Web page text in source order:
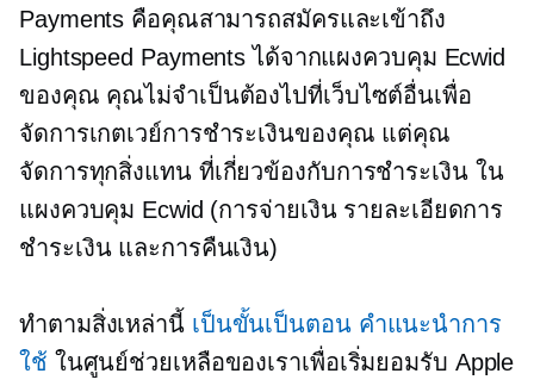
Payments คือคุณสามารถสมัครและเข้าถึง
Lightspeed Payments ได้จากแผงควบคุม Ecwid
ของคุณ คุณไม่จำเป็นต้องไปที่เว็บไซต์อื่นเพื่อ
จัดการเกตเวย์การชำระเงินของคุณ แต่คุณ
จัดการทุกสิ่งแทน ที่เกี่ยวข้องกับการชำระเงินใน
แผงควบคุม Ecwid (การจ่ายเงิน รายละเอียดการ
ชำระเงิน และการคืนเงิน)
ทำตามสิ่งเหล่านี้ เป็นขั้นเป็นตอนคำแนะนำการ
ใช้ ในศูนย์ช่วยเหลือของเราเพื่อเริ่มยอมรับ Apple